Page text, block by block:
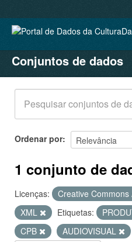
CONJUNTOS DE DADOS
ORGANIZAÇÕES
GRUPOS
SOBRE
Conjuntos de dados
Ordenar por
1 conjunto de
Licenças: Creative Commons
XML
Etiquetas:
CPB
AUDIOVISUAL